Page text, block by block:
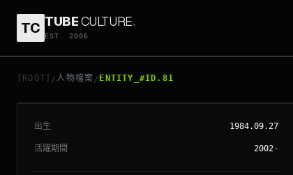
TC TUBECULTURE.
EST. 2006
[ROOT] /人物檔案 / ENTITY_#ID.81
// ENTITY_#ID.81
AVRIL LAVIGNE
出生 1984.09.27
活躍期間 2002-